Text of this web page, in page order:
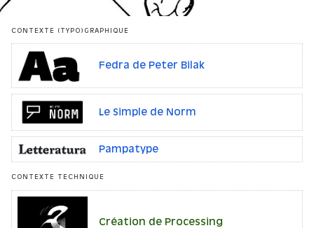
CONTEXTE (TYPO)GRAPHIQUE
Fedra de Peter Bilak
Le Simple de Norm
Pampatype
CONTEXTE TECHNIQUE
Création de Processing